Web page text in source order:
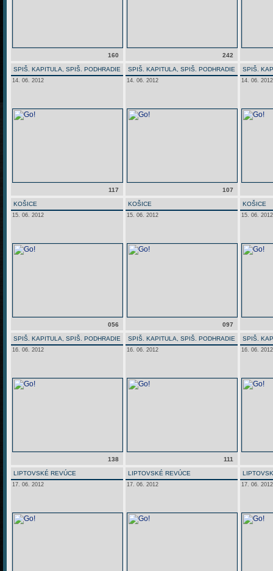
160 242
SPIŠ. KAPITULA, SPIŠ. PODHRADIE
14. 06. 2012
117
SPIŠ. KAPITULA, SPIŠ. PODHRADIE
14. 06. 2012
107
SPIŠ.
14. 06. 2012
KOŠICE
15. 06. 2012
056
KOŠICE
15. 06. 2012
097
KOŠICE
15. 06. 2012
SPIŠ. KAPITULA, SPIŠ. PODHRADIE
16. 06. 2012
138
SPIŠ. KAPITULA, SPIŠ. PODHRADIE
16. 06. 2012
111
SPIŠ.
16. 06. 2012
LIPTOVSKÉ REVÚCE
17. 06. 2012
LIPTOVSKÉ REVÚCE
17. 06. 2012 17. 06. 2012